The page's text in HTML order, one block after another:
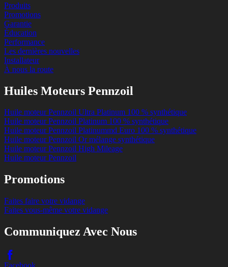
Produits
Promotions
Garantie
Éducation
Performance
Les dernières nouvelles
Installateur
À nous la route
Huiles Moteurs Pennzoil
Huile moteur Pennzoil Ultra Platinum 100 % synthétique
Huile moteur Pennzoil Platinum 100 % synthétique
Huile moteur Pennzoil Platinummd Euro 100 % synthétique
Huile moteur Pennzoil Or mélange synthétique
Huile moteur Pennzoil High Mileage
Huile moteur Pennzoil
Promotions
Faites faire votre vidange
Faites vous-même votre vidange
Communiquez Avec Nous
Facebook